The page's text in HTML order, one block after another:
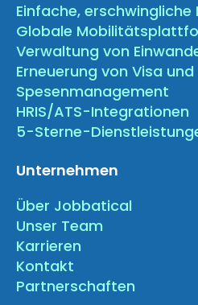
Einfache,
Globale
Verwaltung von
Erneuerung von Visa
Spesenmanagement
HRIS/ATS-Integrationen
5-Sterne-
Unternehmen
Über Jobbatical
Unser Team
Karrieren
Kontakt
Partnerschaften